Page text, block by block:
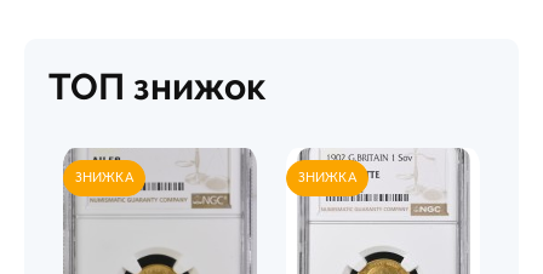
ТОП знижок
ЗНИЖКА ЗНИЖКА